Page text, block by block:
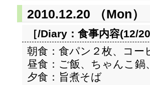
2010.12.20 （Mon）
［/Diary： 食事内容(12/
朝食：食パン２枚、コー
昼食：ご飯、ちゃんこ鍋
夕食：旨煮そば